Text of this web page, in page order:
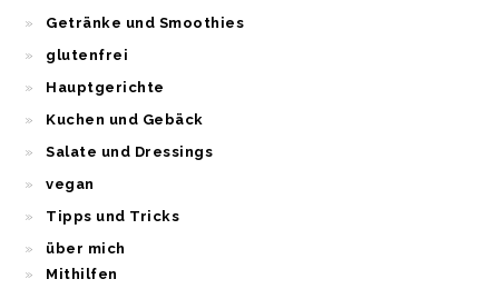
Getränke und Smoothies
glutenfrei
Hauptgerichte
Kuchen und Gebäck
Salate und Dressings
vegan
Tipps und Tricks
über mich
Mithilfen